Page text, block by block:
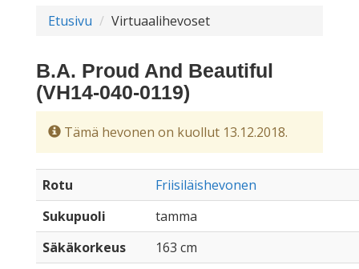
Etusivu Virtuaalihevoset
B.A. Proud And Beautiful
(VH14-040-0119)
Tämä hevonen on kuollut 13.12.2018.
Rotu
Friisiläishevonen
Sukupuoli
tamma
Säkäkorkeus
163 cm